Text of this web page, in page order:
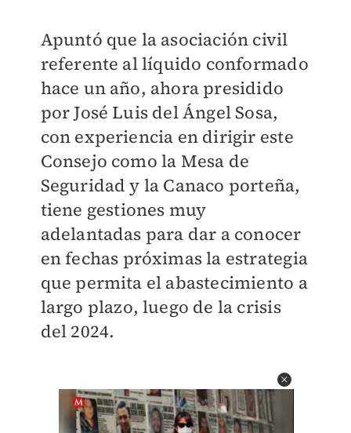
Apuntó que la asociación civil
referente al líquido conformado
hace un año, ahora presidido
por José Luis del Ángel Sosa,
con experiencia en dirigir este
Consejo como la Mesa de
Seguridad y la Canaco porteña,
tiene gestiones muy
adelantadas para dar a conocer
en fechas próximas la estrategia
que permita el abastecimiento a
largo plazo, luego de la crisis
del 2024.